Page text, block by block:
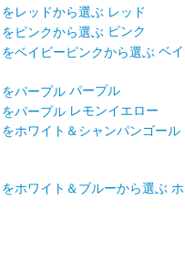
レッド
ピンク
ベイ
パープル
レモンイエロー
ホ